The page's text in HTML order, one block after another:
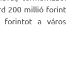
200 millió forint
forintot a város